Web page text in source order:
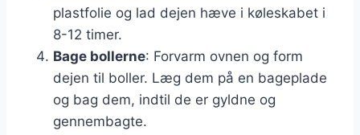
plastfolie og lad dejen hæve i køleskabet i
8-12 timer.
Bage bollerne: Forvarm ovnen og form
dejen til boller. Læg dem på en bageplade
og bag dem, indtil de er gyldne og
gennembagte.